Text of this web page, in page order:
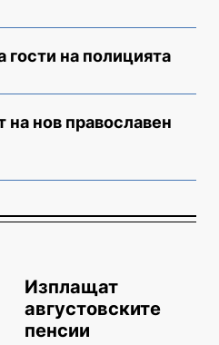
гости на полицията
на нов православен
Изплащат
августовските
пенсии